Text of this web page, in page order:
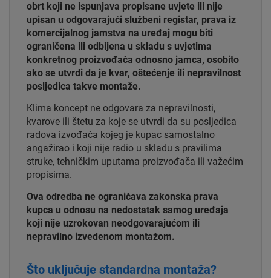
obrt koji ne ispunjava propisane uvjete ili nije
upisan u odgovarajući službeni registar, prava iz
komercijalnog jamstva na uređaj mogu biti
ograničena ili odbijena u skladu s uvjetima
konkretnog proizvođača odnosno jamca, osobito
ako se utvrdi da je kvar, oštećenje ili nepravilnost
posljedica takve montaže.
Klima koncept ne odgovara za nepravilnosti,
kvarove ili štetu za koje se utvrdi da su posljedica
radova izvođača kojeg je kupac samostalno
angažirao i koji nije radio u skladu s pravilima
struke, tehničkim uputama proizvođača ili važećim
propisima.
Ova odredba ne ograničava zakonska prava
kupca u odnosu na nedostatak samog uređaja
koji nije uzrokovan neodgovarajućom ili
nepravilno izvedenom montažom.
Što uključuje standardna montaža?